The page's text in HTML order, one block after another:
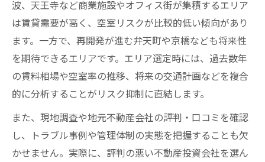
波、天王寺など商業施設やオフィス街が集積するエリア
は賃貸需要が高く、空室リスクが比較的低い傾向があり
ます。一方で、再開発が進む弁天町や京橋なども将来性
を期待できるエリアです。エリア選定時には、過去数年
の賃料相場や空室率の推移、将来の交通計画などを複合
的に分析することがリスク抑制に直結します。
また、現地調査や地元不動産会社の評判・口コミを確認
し、トラブル事例や管理体制の実態を把握することも欠
かせません。実際に、評判の悪い不動産投資会社を選ん